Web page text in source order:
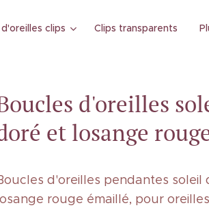
clips Clips transparents
d'oreilles
et losange
d'oreilles pendantes soleil
rouge émaillé, pour oreilles